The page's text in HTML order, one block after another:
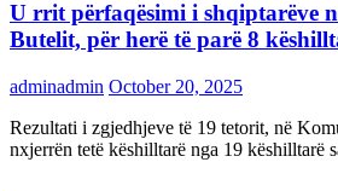
U rrit përfaqësimi i shqiptarëve
Butelit, për herë të parë 8
adminadmin October 20, 2025
Rezultati i zgjedhjeve të 19 tetorit, në
nxjerrën tetë këshilltarë nga 19 këshilltarë